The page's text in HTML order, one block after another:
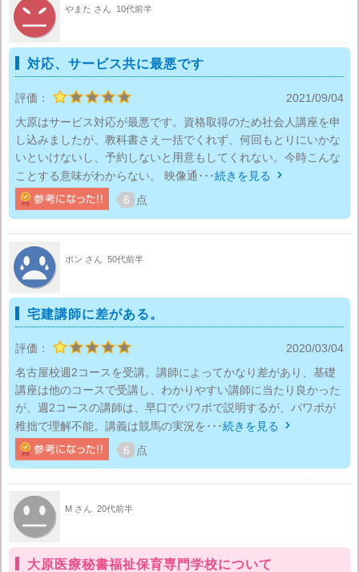
やまた さん 10代前半
対応、サービス共に最悪です
評価：
2021/09/04
大原はサービス対応が最悪です。資格取得のため社会人講座を申
し込みましたが、教科書さえ一括でくれず、何回もとりにいかな
いといけないし、予約しないと用意もしてくれない。今時こんな
ことする意味がわからない。 映像通･･･続きを見る 
6 点
ポン さん 50代前半
宅建講師に差がある。
評価：
2020/03/04
名古屋校週2コースを受講。講師によってかなり差があり、基礎
講座は他のコースで受講し、わかりやすい講師に当たり良かった
が、週2コースの講師は、早口でパワポで説明するが、パワポが
稚拙で理解不能。講義は競馬の実況を･･･続きを見る 
6 点
M さん 20代前半
大原医療秘書福祉保育専門学校について